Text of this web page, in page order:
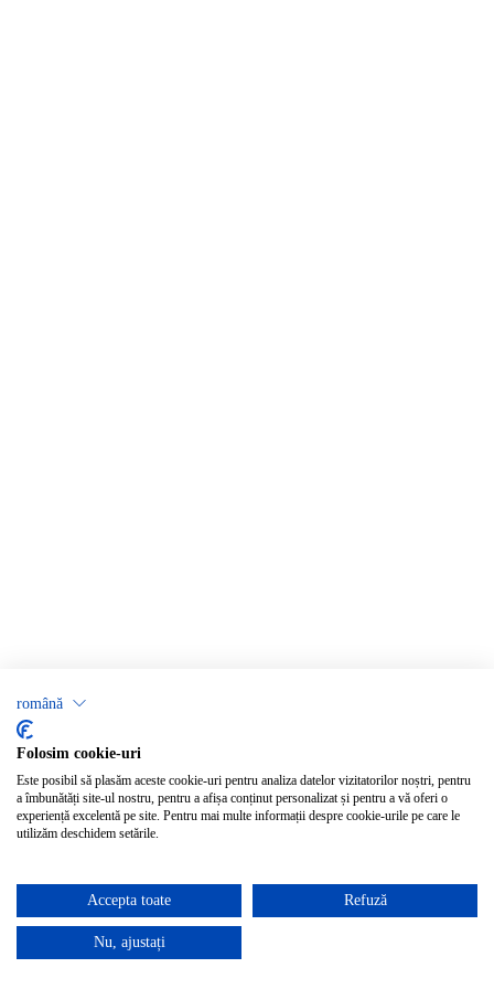
română
Folosim cookie-uri
Este posibil să plasăm aceste cookie-uri pentru analiza datelor vizitatorilor noștri, pentru
a îmbunătăți site-ul nostru, pentru a afișa conținut personalizat și pentru a vă oferi o
experiență excelentă pe site. Pentru mai multe informații despre cookie-urile pe care le
utilizăm deschidem setările.
Accepta toate Refuză
Nu, ajustați